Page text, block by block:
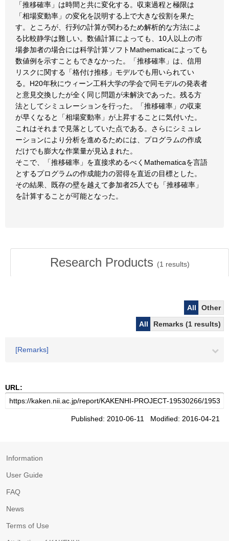
「推移確率」は時間と共に変化する。収束過程と極限は
「相場変動率」の変化を説明する上で大きな役割を果た
す。ところが、行列の計算が関わるため解析的な方法によ
る比較静学は難しい。数値計算によっても、10人以上の市
場参加者の場合には科学計算ソフトMathematicaによっても
数値例を示すこともできなかった。「推移確率」は、信用
リスクに関する「格付け推移」モデルでも用いられてい
る。H20年秋にウィーン工科大学の学会で同モデルの発表者
と意見交換したが全く同じ問題が未解決であった。残る方
法としてシミュレーションを行った。「推移確率」の収束
が早くなると「相場変動率」が上昇することに気付いた。
これはそれまで見落としていた点である。さらにシミュレ
ーションにより分析を進めるためには、プログラムの作成
だけでも膨大な作業量が見込まれた。
そこで、「推移確率」を直接求めるべくMathematicaを言語
とするプログラムの作成能力の習得を直近の目標とした。
その結果、既存の壁を越えて参加者25人でも「推移確率」
を計算することが可能となった。
Research Products (1 results)
All
Other
All
Remarks (1 results)
[Remarks]
URL:
Published: 2010-06-11 Modified: 2016-04-21
Information
User Guide
FAQ
News
Terms of Use